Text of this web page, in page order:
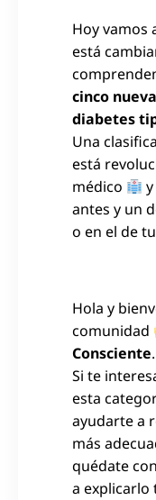
Hoy vamos
está
cinco
diabetes
Una
está
médico
antes y un
o en el de
Hola y
comunidad
Consciente.
Si te
esta
ayudarte a
más
quédate
a explicarlo